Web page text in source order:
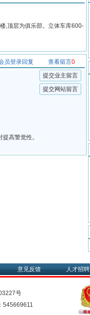
,顶层为俱乐部。立体车库600-
0
查看留言
员登录回复
提交业主留言
提交网站留言
高警觉性。
意见反馈 人才招聘
号
545669611